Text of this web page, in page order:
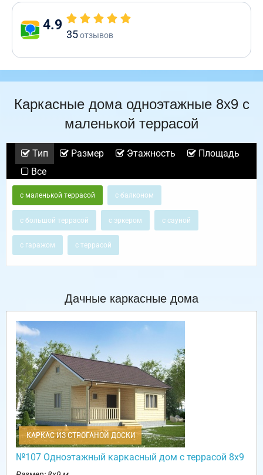
4.9
35отзывов
Каркасные дома одноэтажные 8х9 с
маленькой террасой
Тип Размер Этажность
Площадь
Все
с маленькой террасой с балконом
с большой террасой с эркером с сауной
с гаражом с террасой
Дачные каркасные дома
КАРКАС ИЗ СТРОГАНОЙ ДОСКИ
№107 Одноэтажный каркасный дом с террасой 8х9